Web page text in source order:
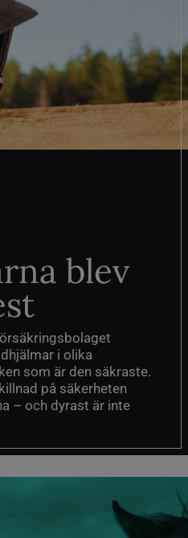
blev
i olika
som är den säkraste.
på säkerheten
– och dyrast är inte